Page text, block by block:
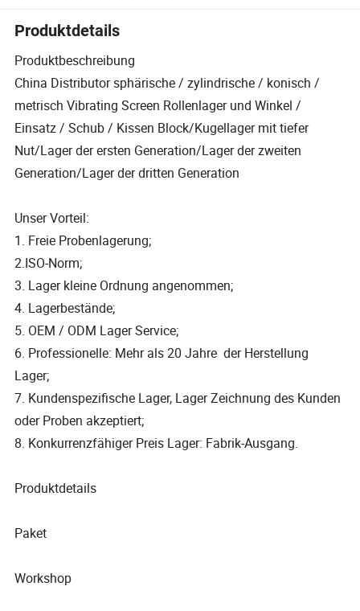
Produktdetails
Produktbeschreibung
China Distributor sphärische / zylindrische / konisch /
metrisch Vibrating Screen Rollenlager und Winkel /
Einsatz / Schub / Kissen Block/Kugellager mit tiefer
Nut/Lager der ersten Generation/Lager der zweiten
Generation/Lager der dritten Generation
Unser Vorteil:
1. Freie Probenlagerung;
2.ISO-Norm;
3. Lager kleine Ordnung angenommen;
4. Lagerbestände;
5. OEM / ODM Lager Service;
6. Professionelle: Mehr als 20 Jahre der Herstellung
Lager;
7. Kundenspezifische Lager, Lager Zeichnung des Kunden
oder Proben akzeptiert;
8. Konkurrenzfähiger Preis Lager: Fabrik-Ausgang.
Produktdetails
Paket
Workshop